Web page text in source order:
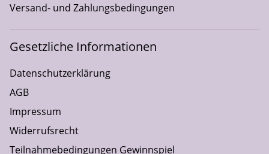
Versand- und Zahlungsbedingungen
Gesetzliche Informationen
Datenschutzerklärung
AGB
Impressum
Widerrufsrecht
Teilnahmebedingungen Gewinnspiel